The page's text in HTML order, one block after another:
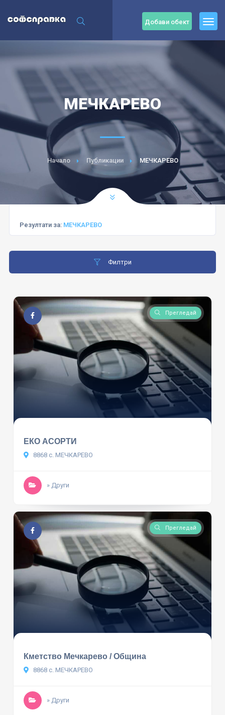
Добави обект
МЕЧКАРЕВО
Начало Публикации МЕЧКАРЕВО
Резултати за: МЕЧКАРЕВО
Филтри
Прегледай
ЕКО АСОРТИ
8868 с. МЕЧКАРЕВО
» Други
Прегледай
Кметство Мечкарево / Община
8868 с. МЕЧКАРЕВО
» Други